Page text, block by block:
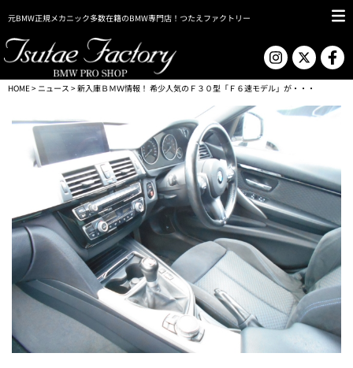
元BMW正規メカニック多数在籍のBMW専門店！つたえファクトリー
HOME> ニュース > 新入庫ＢＭＷ情報！ 希少人気のＦ３０型「Ｆ６速モデル」が・・・